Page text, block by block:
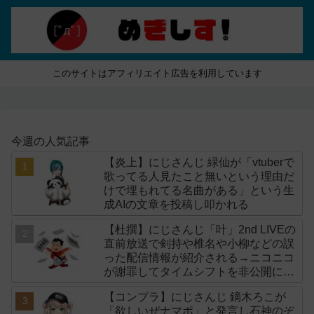
このサイトはアフィリエイト広告を利用しています
今週の人気記事
【炎上】にじさんじ 緑仙が「vtuberで
歌ってる人見たこと無いという理由だ
けで埋もれてる名曲がある」という生
成AIの文章を投稿し叩かれる
【杜撰】にじさんじ「叶」2nd LIVEの
直前放送で剣持や椎名や小柳などの誤
った配信情報が紹介される→ニコニコ
が謝罪してタイムシフトを非公開に
【コンプラ】にじさんじ 鏑木ろこが
「欲しいぜナマポ」と発言し石神のぞ